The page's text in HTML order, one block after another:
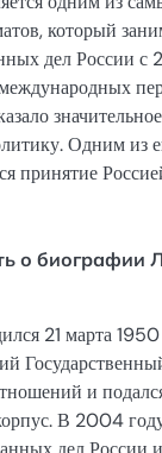
который
дел России с
Одним из
принятие
о биографии
21 марта
и
В 2004